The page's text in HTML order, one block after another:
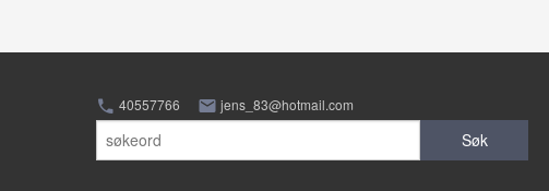
40557766 jens_83@hotmail.com
Søk